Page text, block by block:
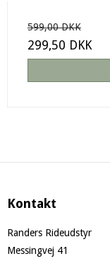
599,00 DKK
299,50 DKK
Kontakt
Randers Rideudstyr
Messingvej 41